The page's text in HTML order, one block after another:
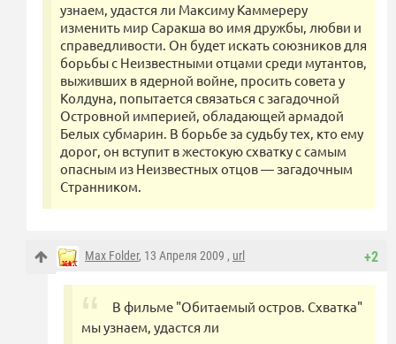
узнаем, удастся ли Максиму Каммереру
изменить мир Саракша во имя дружбы, любви и
справедливости. Он будет искать союзников для
борьбы с Неизвестными отцами среди мутантов,
выживших в ядерной войне, просить совета у
Колдуна, попытается связаться с загадочной
Островной империей, обладающей армадой
Белых субмарин. В борьбе за судьбу тех, кто ему
дорог, он вступит в жестокую схватку с самым
опасным из Неизвестных отцов — загадочным
Странником.
+2
Max Folder, 13 Апреля 2009 , url
В фильме "Обитаемый остров. Схватка"
мы узнаем, удастся ли